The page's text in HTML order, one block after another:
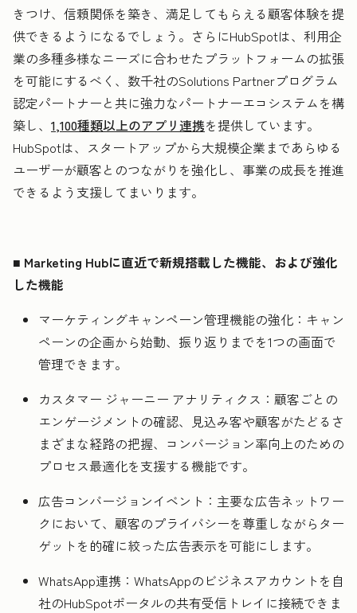
きつけ、信頼関係を築き、満足してもらえる顧客体験を提
供できるようになるでしょう。さらにHubSpotは、利用企
業の多種多様なニーズに合わせたプラットフォームの拡張
を可能にするべく、数千社のSolutions Partnerプログラム
認定パートナーと共に強力なパートナーエコシステムを構
築し、 1,100種類以上のアプリ連携を提供しています。
HubSpotは、スタートアップから大規模企業まであらゆる
ユーザーが顧客とのつながりを強化し、事業の成長を推進
できるよう支援してまいります。
■ Marketing Hubに直近で新規搭載した機能、および強化
した機能
マーケティングキャンペーン管理機能の強化：キャン
ペーンの企画から始動、振り返りまでを1つの画面で
管理できます。
カスタマー ジャーニー アナリティクス：顧客ごとの
エンゲージメントの確認、見込み客や顧客がたどるさ
まざまな経路の把握、コンバージョン率向上のための
プロセス最適化を支援する機能です。
広告コンバージョンイベント：主要な広告ネットワー
クにおいて、顧客のプライバシーを尊重しながらター
ゲットを的確に絞った広告表示を可能にします。
WhatsApp連携：WhatsAppのビジネスアカウントを自
社のHubSpotポータルの共有受信トレイに接続できま